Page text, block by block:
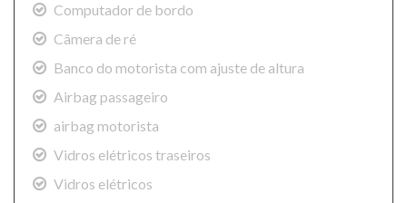
Computador de bordo
Câmera de ré
Banco do motorista com ajuste de altura
Airbag passageiro
airbag motorista
Vidros elétricos traseiros
Vidros elétricos